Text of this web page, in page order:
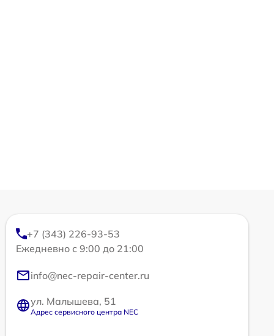
+7 (343) 226-93-53
Ежедневно с 9:00 до 21:00
info@nec-repair-center.ru
ул. Малышева, 51
Адрес сервисного центра NEC